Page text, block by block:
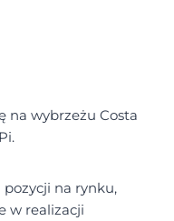
na wybrzeżu Costa
na rynku,
w realizacji